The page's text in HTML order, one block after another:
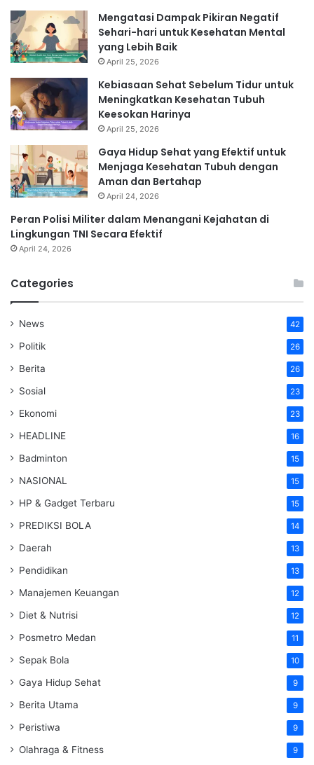
Mengatasi Dampak Pikiran Negatif
Sehari-hari untuk Kesehatan Mental
yang Lebih Baik
April 25, 2026
Kebiasaan Sehat Sebelum Tidur untuk
Meningkatkan Kesehatan Tubuh
Keesokan Harinya
April 25, 2026
Gaya Hidup Sehat yang Efektif untuk
Menjaga Kesehatan Tubuh dengan
Aman dan Bertahap
April 24, 2026
Peran Polisi Militer dalam Menangani Kejahatan di
Lingkungan TNI Secara Efektif
April 24, 2026
Categories
News 42
Politik 26
Berita 26
Sosial 23
Ekonomi 23
HEADLINE 16
Badminton 15
NASIONAL 15
HP & Gadget Terbaru 15
PREDIKSI BOLA 14
Daerah 13
Pendidikan 13
Manajemen Keuangan 12
Diet & Nutrisi 12
Posmetro Medan 11
Sepak Bola 10
Gaya Hidup Sehat 9
Berita Utama 9
Peristiwa 9
Olahraga & Fitness 9